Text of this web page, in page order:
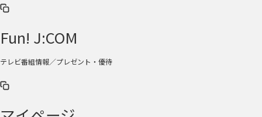
Fun! J:COM
テレビ番組情報／プレゼント・優待